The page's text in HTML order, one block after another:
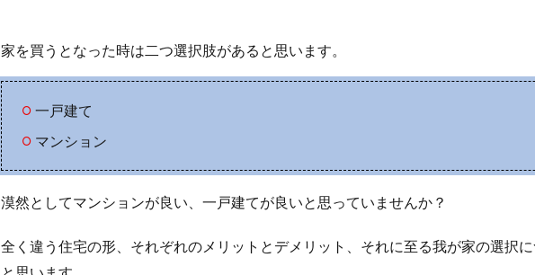
家を買うとなった時は二つ選択肢があると思います。
一戸建て
マンション
漠然としてマンションが良い、一戸建てが良いと思っていませんか？
全く違う住宅の形、それぞれのメリットとデメリット、それに至る我が家の選択
と思います。